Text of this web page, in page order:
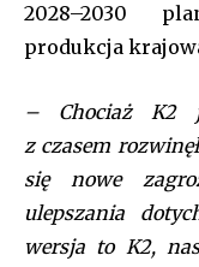
2028–2030
produkcja
– Chociaż K2
z czasem
się nowe
ulepszania
wersja to K2,